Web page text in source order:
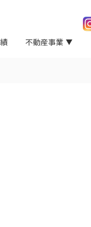
不動産事業